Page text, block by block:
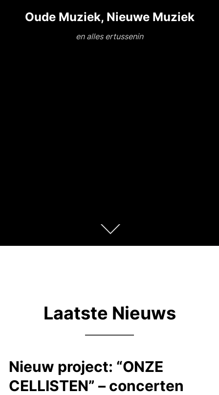
Oude Muziek, Nieuwe Muziek
en alles ertussenin
Scroll
omlaag
Laatste Nieuws
Nieuw project: “ONZE
CELLISTEN” – concerten